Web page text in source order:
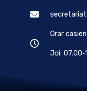
Orar
Joi: 07.00-